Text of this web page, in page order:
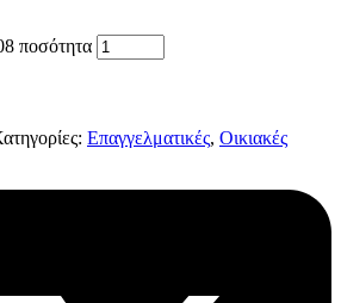
ποσότητα
Επαγγελματικές, Οικιακές